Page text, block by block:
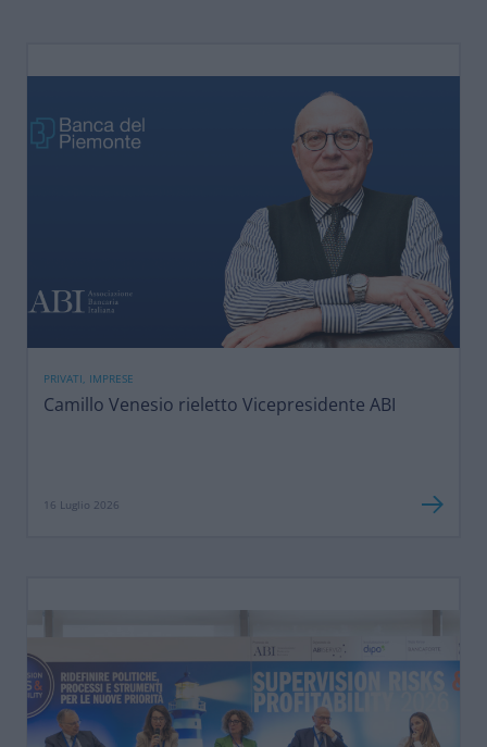
PRIVATI, IMPRESE
Camillo Venesio rieletto Vicepresidente ABI
16 Luglio 2026